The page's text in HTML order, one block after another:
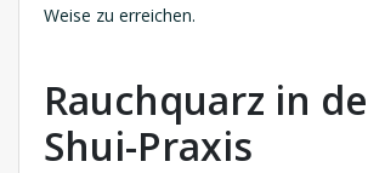
Weise zu erreichen.
Rauchquarz in
Shui-Praxis